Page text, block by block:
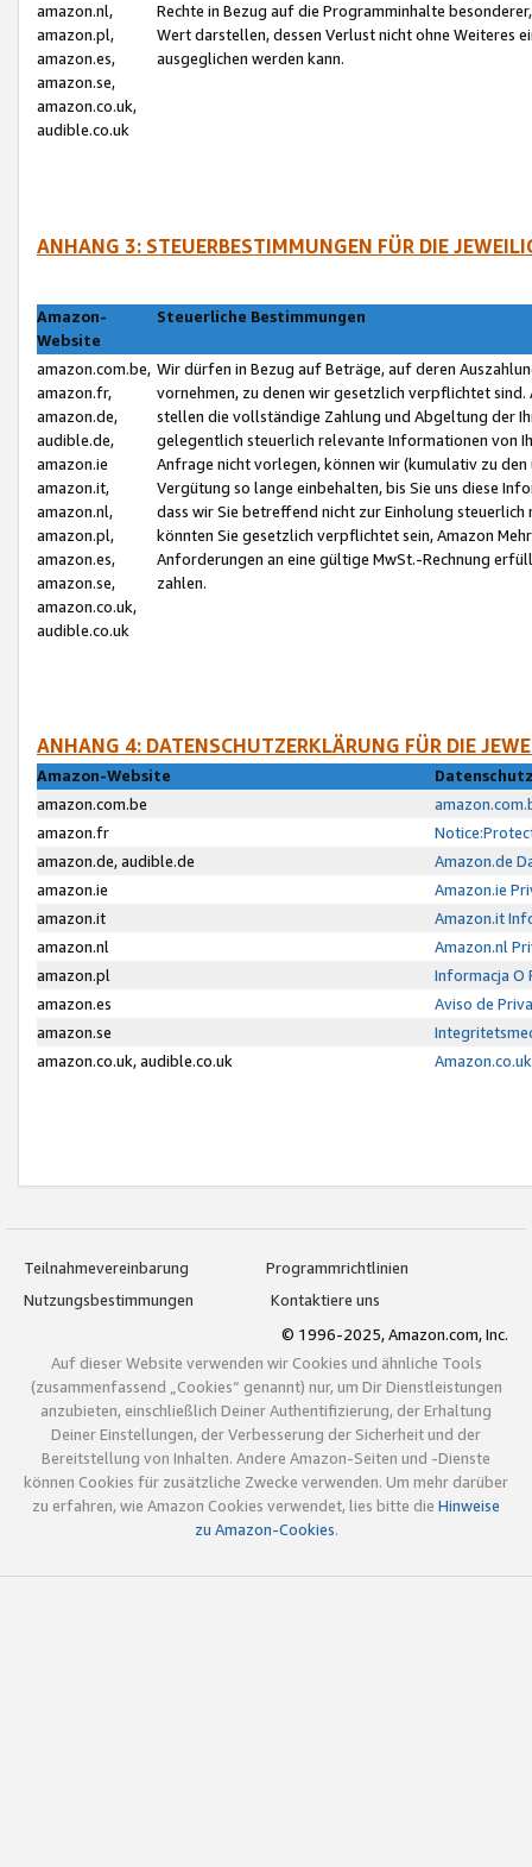
amazon.nl,
amazon.pl,
amazon.es,
amazon.se,
amazon.co.uk,
audible.co.uk
Rechte in Bezug auf die Programminhalte
Wert darstellen, dessen Verlust nicht ohne Weiteres
ausgeglichen werden kann.
ANHANG 3: STEUERBESTIMMUNGEN FÜR DIE
Amazon-
Website
Steuerliche Bestimmungen
amazon.com.be,
amazon.fr,
amazon.de,
audible.de,
amazon.ie
amazon.it,
amazon.nl,
amazon.pl,
amazon.es,
amazon.se,
amazon.co.uk,
audible.co.uk
Wir dürfen in Bezug auf Beträge, auf deren
vornehmen, zu denen wir gesetzlich verpflichtet
stellen die vollständige Zahlung und Abgeltung der
gelegentlich steuerlich relevante Informationen von
Anfrage nicht vorlegen, können wir (kumulativ zu
Vergütung so lange einbehalten, bis Sie uns diese
dass wir Sie betreffend nicht zur Einholung
könnten Sie gesetzlich verpflichtet sein, Amazon
Anforderungen an eine gültige MwSt.-Rechnung
zahlen.
ANHANG 4: DATENSCHUTZERKLÄRUNG FÜR DIE
Amazon-Website
amazon.com.be
amazon.fr
amazon.de, audible.de
Amazon.de
amazon.ie
Amazon.ie
amazon.it
Amazon.it
amazon.nl
Amazon.nl
amazon.pl
Informacja O
amazon.es
Aviso de
amazon.se
amazon.co.uk, audible.co.uk
Teilnahmevereinbarung
Programmrichtlinien
Nutzungsbestimmungen
Kontaktiere uns
© 1996-2025, Amazon.com, Inc.
Auf dieser Website verwenden wir Cookies und ähnliche Tools
(zusammenfassend „Cookies“ genannt) nur, um Dir Dienstleistungen
anzubieten, einschließlich Deiner Authentifizierung, der Erhaltung
Deiner Einstellungen, der Verbesserung der Sicherheit und der
Bereitstellung von Inhalten. Andere Amazon-Seiten und -Dienste
können Cookies für zusätzliche Zwecke verwenden. Um mehr darüber
zu erfahren, wie Amazon Cookies verwendet, lies bitte die Hinweise
zu Amazon-Cookies.